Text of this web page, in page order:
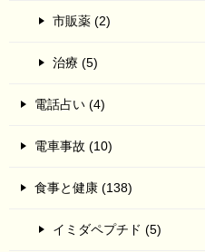
市販薬 (2)
治療 (5)
電話占い (4)
電車事故 (10)
食事と健康 (138)
イミダペプチド (5)